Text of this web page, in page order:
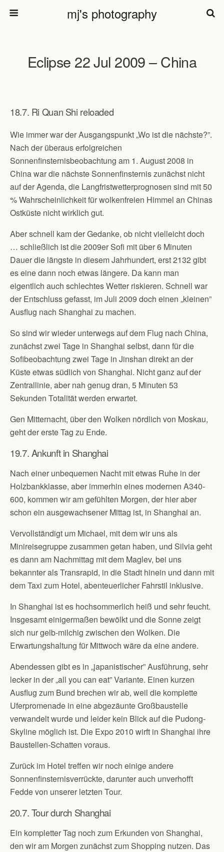
mj's photography
Eclipse 22 Jul 2009 – China
18.7. Ri Quan Shi reloaded
Wie immer war der Ausgangspunkt „Wo ist die nächste?”.
Nach der überaus erfolgreichen
Sonnenfinsternisbeobachtung am 1. August 2008 in
China war die nächste Sonnenfinsternis zunächst nicht
auf der Agenda, die Langfristwetterprognosen sind mit 50
% Wahrscheinlichkeit für wolkenfreien Himmel an Chinas
Ostküste nicht wirklich gut.
Aber schnell kam der Gedanke, ob nicht vielleicht doch
… schließlich ist die 2009er Sofi mit über 6 Minuten
Dauer die längste in diesem Jahrhundert, erst 2132 gibt
es eine dann noch etwas längere. Da kann man
eigentlich auch schlechtes Wetter riskieren. Schnell war
der Entschluss gefasst, im Juli 2009 doch einen „kleinen”
Ausflug nach Shanghai zu machen.
So sind wir wieder unterwegs auf dem Flug nach China,
zunächst zwei Tage in Shanghai selbst, dann für die
Sofibeobachtung zwei Tage in Jinshan direkt an der
Küste etwas südlich von Shanghai. Nicht ganz auf der
Zentrallinie, aber nah genug dran, 5 Minuten 53
Sekunden Totalität werden erwartet.
Gen Mitternacht, über den Wolken nördlich von Moskau,
geht der erste Tag zu Ende.
19.7. Ankunft in Shanghai
Nach einer unbequemen Nacht mit etwas Ruhe in der
Holzbankklasse, aber immerhin eines modernen A340-
600, kommen wir am gefühlten Morgen, der hier aber
schon ein ausgewachsener Mittag ist, in Shanghai an.
Vervollständigt um Michael, mit dem wir uns als
Minireisegruppe zusammen getan haben, und Silvia geht
es dann am Nachmittag mit dem Maglev, bei uns
bekannter als Transrapid, in die Stadt hinein und dann mit
dem Taxi zum Hotel, abenteuerlicher Fahrstil inklusive.
In Shanghai ist es hochsommerlich heiß und sehr feucht.
Insgesamt einigermaßen bewölkt und die Sonne zeigt
sich nur gelb-milchig zwischen den Wolken. Die
Erwartungshaltung für Mittwoch wäre da eine andere.
Abendessen gibt es in „japanistischer” Ausführung, sehr
lecker in der „all you can eat” Variante. Einen kurzen
Ausflug zum Bund brechen wir ab, weil die komplette
Uferpromenade in eine abgezäunte Großbaustelle
verwandelt wurde und leider kein Blick auf die Pudong-
Skyline möglich ist. Die Expo 2010 wirft in Shanghai ihre
Baustellen-Schatten voraus.
Zurück im Hotel treffen wir noch einige andere
Sonnenfinsternisverrückte, darunter auch unverhofft
Fedde von unserer letzten Tour.
20.7. Tour durch Shanghai
Ein kompletter Tag noch zum Erkunden von Shanghai,
den wir am Morgen zunächst zum Shopping nutzen. Das